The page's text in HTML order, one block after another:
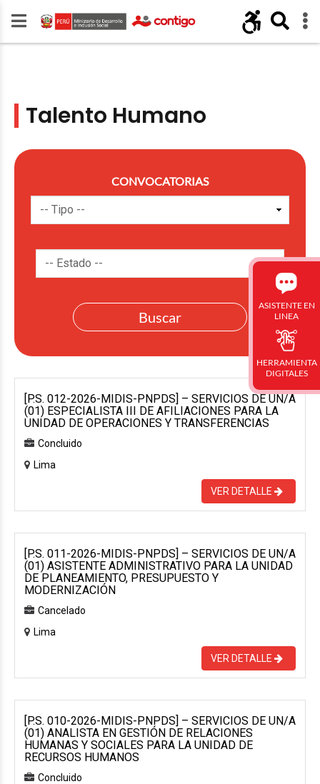
Talento Humano
CONVOCATORIAS
[P.S. 012-2026-MIDIS-PNPDS] – SERVICIOS DE UN/A
(01) ESPECIALISTA III DE AFILIACIONES PARA LA
UNIDAD DE OPERACIONES Y TRANSFERENCIAS
Concluido
Lima
VER DETALLE
[P.S. 011-2026-MIDIS-PNPDS] – SERVICIOS DE UN/A
(01) ASISTENTE ADMINISTRATIVO PARA LA UNIDAD
DE PLANEAMIENTO, PRESUPUESTO Y
MODERNIZACIÓN
Cancelado
Lima
VER DETALLE
[P.S. 010-2026-MIDIS-PNPDS] – SERVICIOS DE UN/A
(01) ANALISTA EN GESTIÓN DE RELACIONES
HUMANAS Y SOCIALES PARA LA UNIDAD DE
RECURSOS HUMANOS
Concluido
ASISTENTE EN
LINEA
HERRAMIENTA
DIGITALES